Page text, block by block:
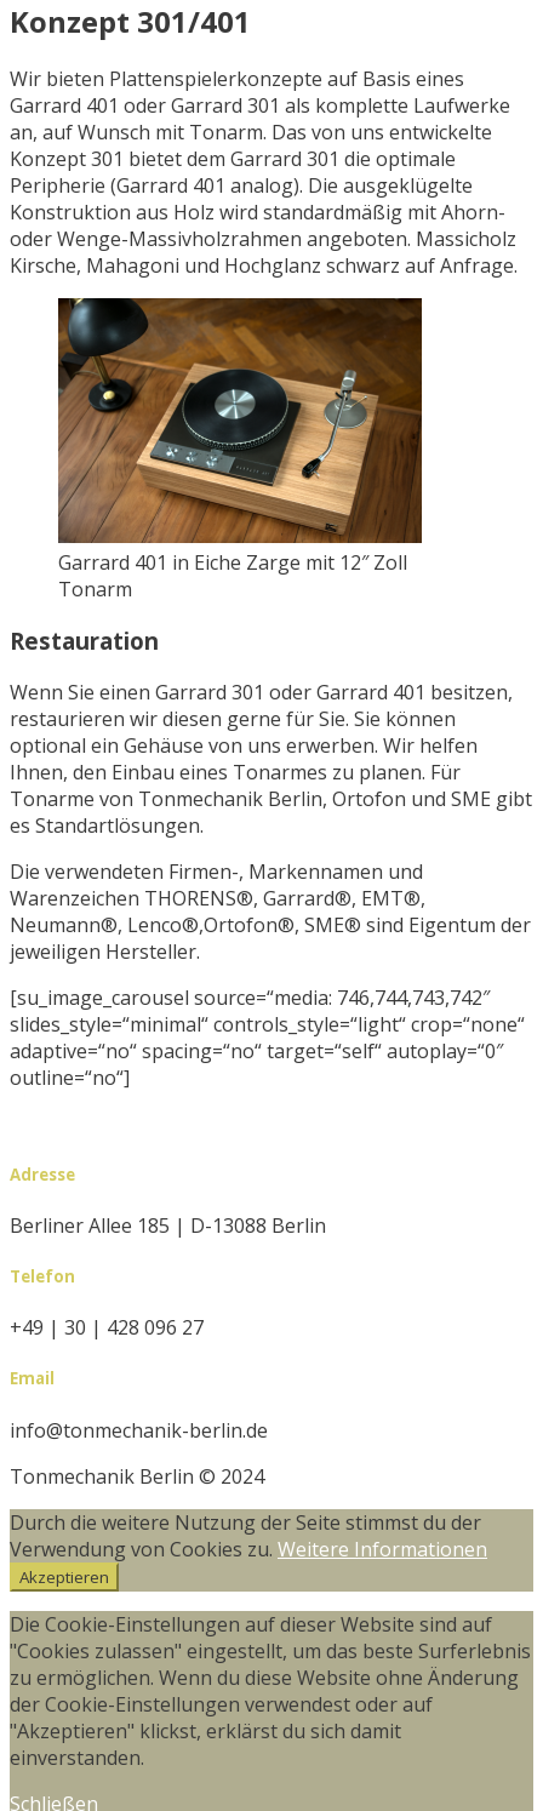
Konzept 301/401
Wir bieten Plattenspielerkonzepte auf Basis eines
Garrard 401 oder Garrard 301 als komplette Laufwerke
an, auf Wunsch mit Tonarm. Das von uns entwickelte
Konzept 301 bietet dem Garrard 301 die optimale
Peripherie (Garrard 401 analog). Die ausgeklügelte
Konstruktion aus Holz wird standardmäßig mit Ahorn-
oder Wenge-Massivholzrahmen angeboten. Massicholz
Kirsche, Mahagoni und Hochglanz schwarz auf Anfrage.
Garrard 401 in Eiche Zarge mit 12″ Zoll
Tonarm
Restauration
Wenn Sie einen Garrard 301 oder Garrard 401 besitzen,
restaurieren wir diesen gerne für Sie. Sie können
optional ein Gehäuse von uns erwerben. Wir helfen
Ihnen, den Einbau eines Tonarmes zu planen. Für
Tonarme von Tonmechanik Berlin, Ortofon und SME gibt
es Standartlösungen.
Die verwendeten Firmen-, Markennamen und
Warenzeichen THORENS®, Garrard®, EMT®,
Neumann®, Lenco®,Ortofon®, SME® sind Eigentum der
jeweiligen Hersteller.
[su_image_carousel source=“media: 746,744,743,742″
slides_style=“minimal“ controls_style=“light“ crop=“none“
adaptive=“no“ spacing=“no“ target=“self“ autoplay=“0″
outline=“no“]
Adresse
Berliner Allee 185 | D-13088 Berlin
Telefon
+49 | 30 | 428 096 27
Email
info@tonmechanik-berlin.de
Tonmechanik Berlin © 2024
Durch die weitere Nutzung der Seite stimmst du der
Verwendung von Cookies zu. Weitere Informationen
Akzeptieren
Die Cookie-Einstellungen auf dieser Website sind auf
"Cookies zulassen" eingestellt, um das beste Surferlebnis
zu ermöglichen. Wenn du diese Website ohne Änderung
der Cookie-Einstellungen verwendest oder auf
"Akzeptieren" klickst, erklärst du sich damit
einverstanden.
Schließen